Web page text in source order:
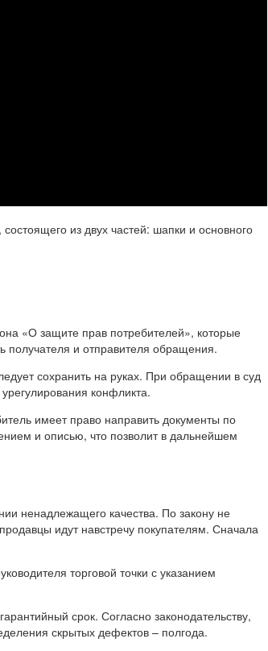
из двух частей: шапки и основного
«О защите прав потребителей», которые
получателя и отправителя обращения.
сохранить на руках. При обращении в суд
конфликта.
имеет право направить документы по
и описью, что позволит в дальнейшем
ненадлежащего качества. По закону не
идут навстречу покупателям. Сначала
торговой точки с указанием
срок. Согласно законодательству,
скрытых дефектов – полгода.